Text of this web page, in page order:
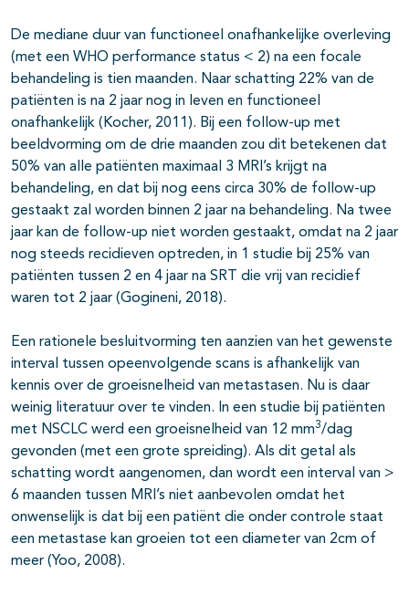
De mediane duur van functioneel onafhankelijke overleving
(met een WHO performance status < 2) na een focale
behandeling is tien maanden. Naar schatting 22% van de
patiënten is na 2 jaar nog in leven en functioneel
onafhankelijk (Kocher, 2011). Bij een follow-up met
beeldvorming om de drie maanden zou dit betekenen dat
50% van alle patiënten maximaal 3 MRI’s krijgt na
behandeling, en dat bij nog eens circa 30% de follow-up
gestaakt zal worden binnen 2 jaar na behandeling. Na twee
jaar kan de follow-up niet worden gestaakt, omdat na 2 jaar
nog steeds recidieven optreden, in 1 studie bij 25% van
patiënten tussen 2 en 4 jaar na SRT die vrij van recidief
waren tot 2 jaar (Gogineni, 2018).
Een rationele besluitvorming ten aanzien van het gewenste
interval tussen opeenvolgende scans is afhankelijk van
kennis over de groeisnelheid van metastasen. Nu is daar
weinig literatuur over te vinden. In een studie bij patiënten
met NSCLC werd een groeisnelheid van 12 mm3/dag
gevonden (met een grote spreiding). Als dit getal als
schatting wordt aangenomen, dan wordt een interval van >
6 maanden tussen MRI’s niet aanbevolen omdat het
onwenselijk is dat bij een patiënt die onder controle staat
een metastase kan groeien tot een diameter van 2cm of
meer (Yoo, 2008).